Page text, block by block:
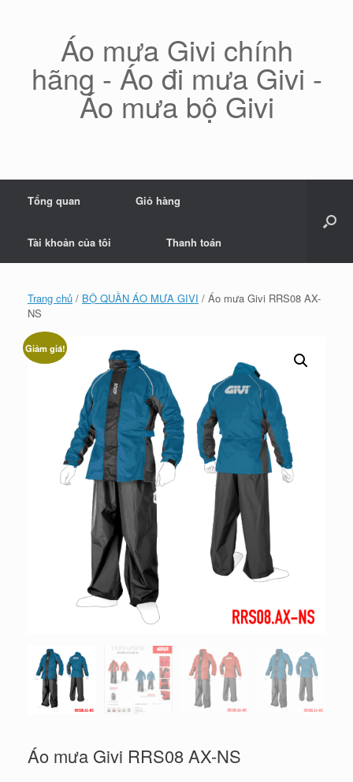
Áo mưa Givi chính
hãng - Áo đi mưa Givi -
Áo mưa bộ Givi
Tổng quan Giỏ hàng
Tài khoản của tôi Thanh toán
Trang chủ / BỘ QUẦN ÁO MƯA GIVI / Áo mưa Givi RRS08 AX-
NS
Giảm giá!
Áo mưa Givi RRS08 AX-NS